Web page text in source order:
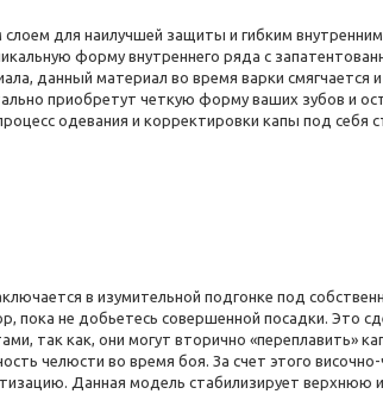
для наилучшей защиты и гибким внутренним
форму внутреннего ряда с
данный материал во время варки смягчается
приобретут четкую форму ваших зубов и
одевания и корректировки капы под себя
в изумительной подгонке под
пока не добьетесь совершенной посадки. Это
так как, они могут вторично «переплавить»
челюсти во время боя. За счет этого
Данная модель стабилизирует